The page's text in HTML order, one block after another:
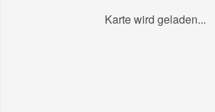
Karte wird geladen...